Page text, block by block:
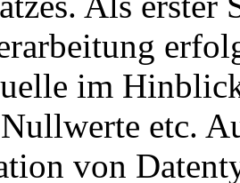
im
etc.
von